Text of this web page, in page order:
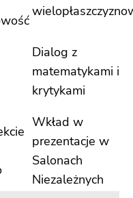
Dialog z
matematykami i
krytykami
Wkład w
prezentacje w
Salonach
Niezależnych